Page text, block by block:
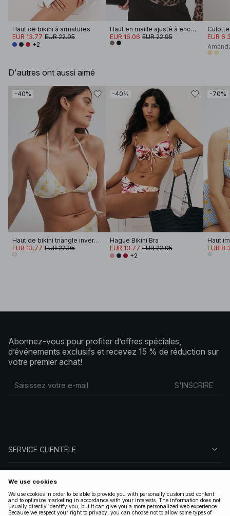
Haut de bikini à armatures
EUR 13.77 EUR 22.95
+2
Haut en maille ajusté à encolure ronde
EUR 16.06 EUR 22.95
EUR
D'autres ont aussi aimé
-40%
Haut de bikini triangle inversé
EUR 13.77 EUR 22.95
-40%
Hague Bikini Bra
EUR 13.77 EUR 22.95
+2
-70%
EUR
Abonnez-vous pour profiter d’offres spéciales,
d’événements exclusifs et recevez 15 % de réduction sur
votre premier achat!
S'INSCRIRE
SERVICE CLIENTÈLE
SUIVEZ-NOUS